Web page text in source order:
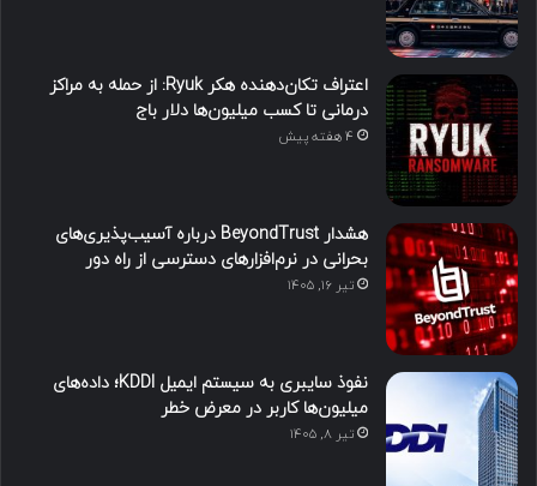
اعتراف تکان‌دهنده هکر Ryuk: از حمله به مراکز
درمانی تا کسب میلیون‌ها دلار باج
4 هفته پیش
هشدار BeyondTrust درباره آسیب‌پذیری‌های
بحرانی در نرم‌افزارهای دسترسی از راه دور
تیر ۱۶, ۱۴۰۵
نفوذ سایبری به سیستم ایمیل KDDI؛ داده‌های
میلیون‌ها کاربر در معرض خطر
تیر ۸, ۱۴۰۵